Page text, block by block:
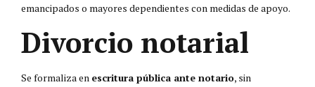
emancipados o mayores dependientes con medidas de apoyo.
Divorcio notarial
Se formaliza en escritura pública ante notario, sin